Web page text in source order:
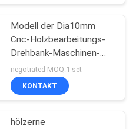
20
Modell der Dia10mm
Cnc-Holzbearbeitungs-
Drehbank-Maschinen-
L20mm 315K
negotiated MOQ:1 set
KONTAKT
hölzerne